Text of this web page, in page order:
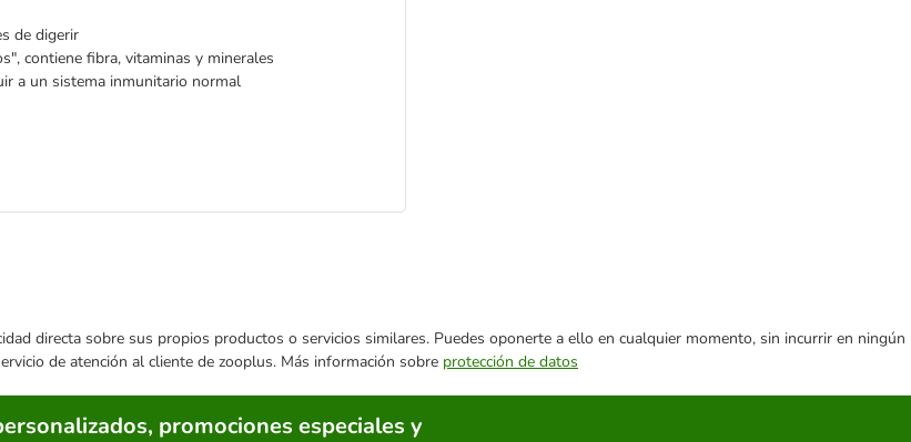
de digerir
contiene fibra, vitaminas y minerales
a un sistema inmunitario normal
directa sobre sus propios productos o servicios similares. Puedes oponerte a ello en cualquier momento, sin incurrir en ningún
de atención al cliente de zooplus. Más información sobre protección de datos
promociones especiales y